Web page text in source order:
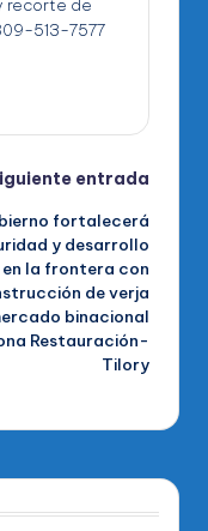
recorte de
513-7577
entrada
fortalecerá
y desarrollo
en la frontera con
de verja
binacional
Restauración-
Tilory